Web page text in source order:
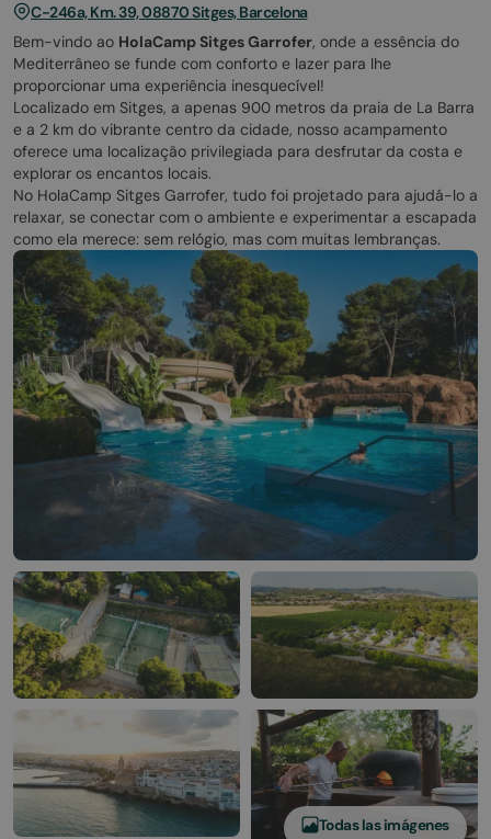
C-246a, Km. 39, 08870 Sitges, Barcelona
Bem-vindo ao HolaCamp Sitges Garrofer, onde a essência do
Mediterrâneo se funde com conforto e lazer para lhe
proporcionar uma experiência inesquecível!
Localizado em Sitges, a apenas 900 metros da praia de La Barra
e a 2 km do vibrante centro da cidade, nosso acampamento
oferece uma localização privilegiada para desfrutar da costa e
explorar os encantos locais.
No HolaCamp Sitges Garrofer, tudo foi projetado para ajudá-lo a
relaxar, se conectar com o ambiente e experimentar a escapada
como ela merece: sem relógio, mas com muitas lembranças.
Todas las imágenes